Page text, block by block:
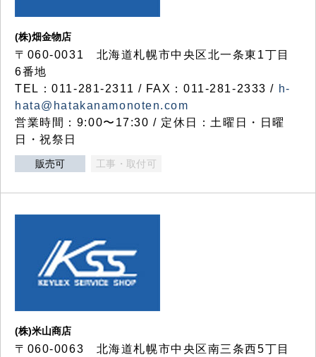
(株)畑金物店
〒060-0031 北海道札幌市中央区北一条東1丁目
6番地
TEL：011-281-2311 / FAX：011-281-2333 / h-
hata@hatakanamonoten.com
営業時間：9:00〜17:30 / 定休日：土曜日・日曜
日・祝祭日
販売可 工事・取付可
(株)米山商店
〒060-0063 北海道札幌市中央区南三条西5丁目